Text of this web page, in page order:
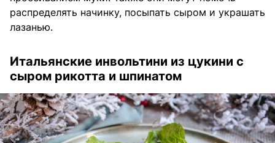
распределять начинку, посыпать сыром и украшать
лазанью.
Итальянские инвольтини из цукини с
сыром рикотта и шпинатом